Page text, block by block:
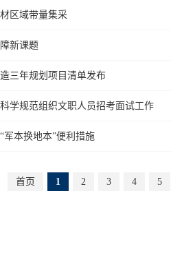
区域带量集采
新课题
三年规划项目清单发布
学规范组织文职人员招考面试工作
军本换地本”便利措施
首页 1 2 3 4 5